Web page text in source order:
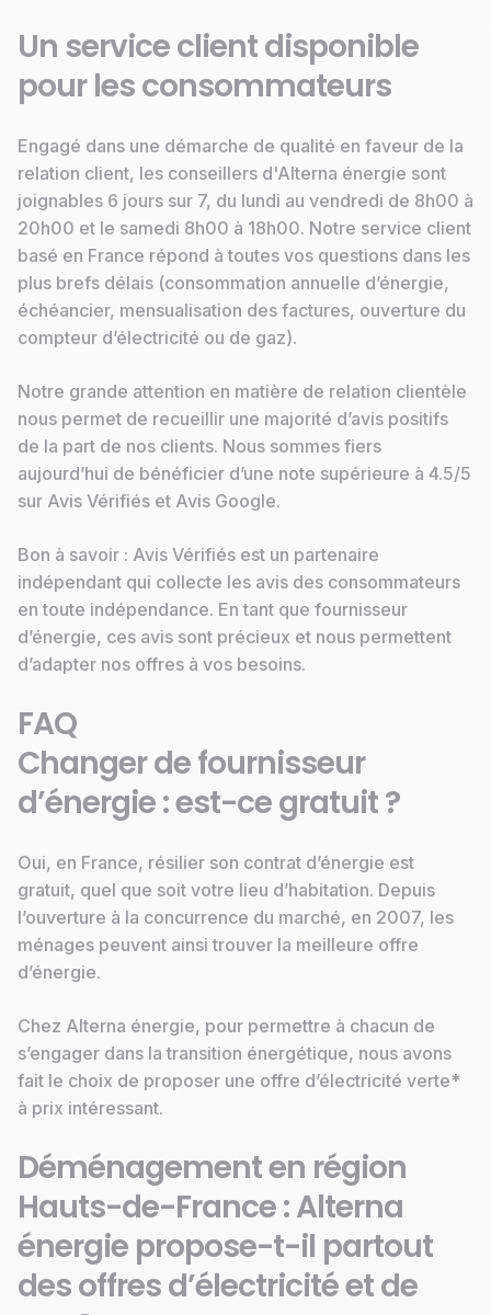
Un service client disponible
pour les consommateurs
Engagé dans une démarche de qualité en faveur de la
relation client, les conseillers d'Alterna énergie sont
joignables 6 jours sur 7, du lundi au vendredi de 8h00 à
20h00 et le samedi 8h00 à 18h00. Notre service client
basé en France répond à toutes vos questions dans les
plus brefs délais (consommation annuelle d’énergie,
échéancier, mensualisation des factures, ouverture du
compteur d’électricité ou de gaz).
Notre grande attention en matière de relation clientèle
nous permet de recueillir une majorité d’avis positifs
de la part de nos clients. Nous sommes fiers
aujourd’hui de bénéficier d’une note supérieure à 4.5/5
sur Avis Vérifiés et Avis Google.
Bon à savoir : Avis Vérifiés est un partenaire
indépendant qui collecte les avis des consommateurs
en toute indépendance. En tant que fournisseur
d’énergie, ces avis sont précieux et nous permettent
d’adapter nos offres à vos besoins.
FAQ
Changer de fournisseur
d’énergie : est-ce gratuit ?
Oui, en France, résilier son contrat d’énergie est
gratuit, quel que soit votre lieu d’habitation. Depuis
l’ouverture à la concurrence du marché, en 2007, les
ménages peuvent ainsi trouver la meilleure offre
d’énergie.
Chez Alterna énergie, pour permettre à chacun de
s’engager dans la transition énergétique, nous avons
fait le choix de proposer une offre d’électricité verte*
à prix intéressant.
Déménagement en région
Hauts-de-France : Alterna
énergie propose-t-il partout
des offres d’électricité et de